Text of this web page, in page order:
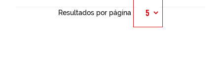
Resultados por página